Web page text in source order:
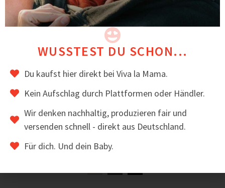
Trageschal aus 100 % Merino Strick
39,00€
WUSSTEST DU SCHON...
Du kaufst hier direkt bei Viva la Mama.
Kein Aufschlag durch Plattformen oder Händler.
Wir denken nachhaltig, produzieren fair und
versenden schnell - direkt aus Deutschland.
Für dich. Und dein Baby.